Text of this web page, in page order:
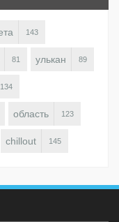
143
81 улькан 89
134
область 123
chillout 145